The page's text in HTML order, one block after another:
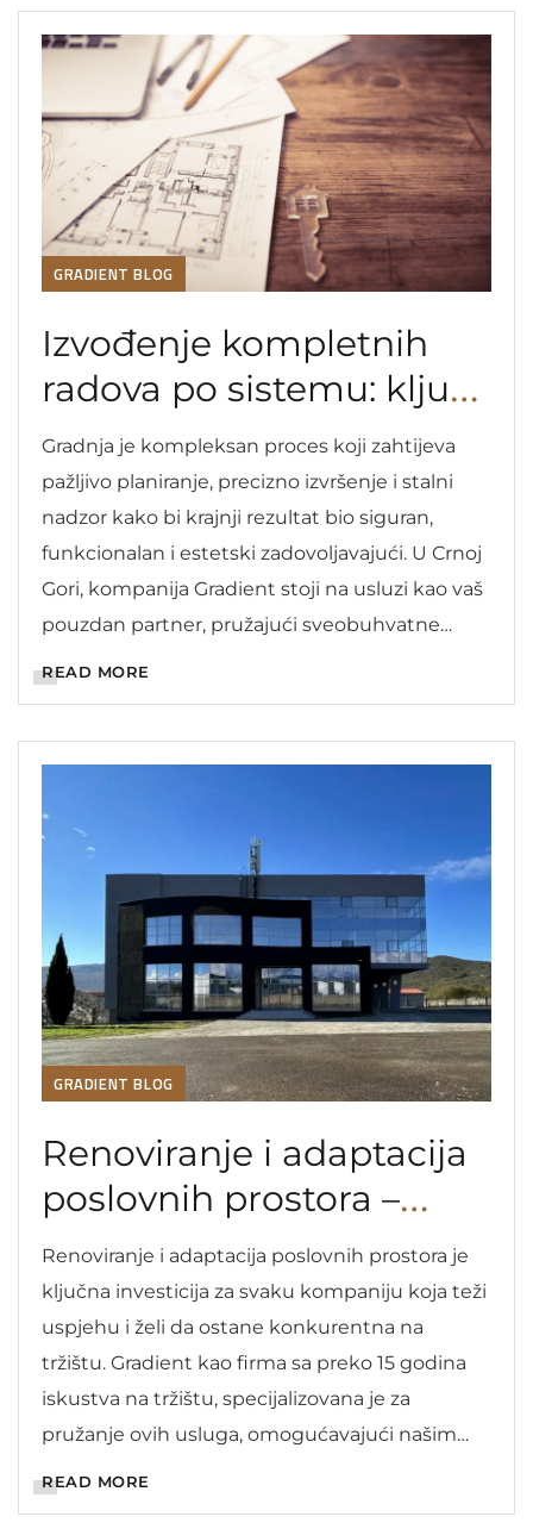
GRADIENT BLOG
Izvođenje kompletnih
radova po sistemu: ključ
u ruke
Gradnja je kompleksan proces koji zahtijeva
pažljivo planiranje, precizno izvršenje i stalni
nadzor kako bi krajnji rezultat bio siguran,
funkcionalan i estetski zadovoljavajući. U Crnoj
Gori, kompanija Gradient stoji na usluzi kao vaš
pouzdan partner, pružajući sveobuhvatne
ideje do finalnog objekta.
READ MORE
GRADIENT BLOG
Renoviranje i adaptacija
poslovnih prostora –
Crna Gora
Renoviranje i adaptacija poslovnih prostora je
ključna investicija za svaku kompaniju koja teži
uspjehu i želi da ostane konkurentna na
tržištu. Gradient kao firma sa preko 15 godina
iskustva na tržištu, specijalizovana je za
pružanje ovih usluga, omogućavajući našim
klijentima da transformišu svoje poslovne
READ MORE